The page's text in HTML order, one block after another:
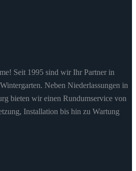
Seit 1995 sind wir Ihr Partner in
Neben Niederlassungen in
bieten wir einen Rundumservice von
Installation bis hin zu Wartung